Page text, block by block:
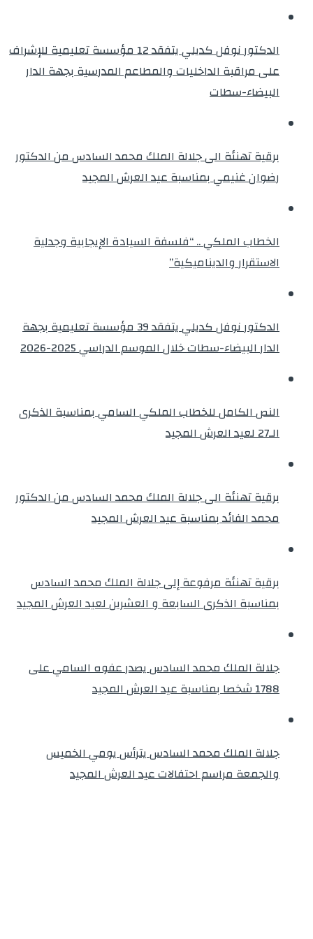
الدكتور نوفل كديلي يتفقد 12 مؤسسة تعليمية للإشراف
على مراقبة الداخليات والمطاعم المدرسية بجهة الدار
البيضاء-سطات
برقية تهنئة الى جلالة الملك محمد السادس من الدكتور
رضوان غنيمي بمناسبة عيد العرش المجيد
الخطاب الملكي .. “فلسفة السيادة الإيجابية وجدلية
الاستقرار والديناميكية”
الدكتور نوفل كديلي يتفقد 39 مؤسسة تعليمية بجهة
الدار البيضاء-سطات خلال الموسم الدراسي 2025-2026
النص الكامل للخطاب الملكي السامي بمناسبة الذكرى
الـ27 لعيد العرش المجيد
برقية تهنئة الى جلالة الملك محمد السادس من الدكتور
محمد الفائد بمناسبة عيد العرش المجيد
برقية تهنئة مرفوعة إلى جلالة الملك محمد السادس
بمناسبة الذكرى السابعة و العشرين لعيد العرش المجيد
جلالة الملك محمد السادس يصدر عفوه السامي على
1788 شخصا بمناسبة عيد العرش المجيد
جلالة الملك محمد السادس يترأس يومي الخميس
والجمعة مراسم احتفالات عيد العرش المجيد